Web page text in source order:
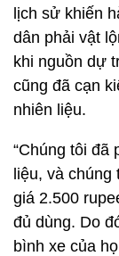
lịch sử khiến
dân phải vật
khi nguồn dự
cũng đã cạn
nhiên liệu.
“Chúng tôi đã
liệu, và
giá 2.500
đủ dùng. Do
bình xe của